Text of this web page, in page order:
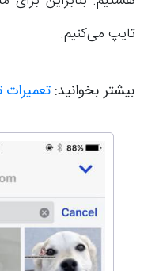
تایپ می‌کنیم.
بیشتر بخوانید: